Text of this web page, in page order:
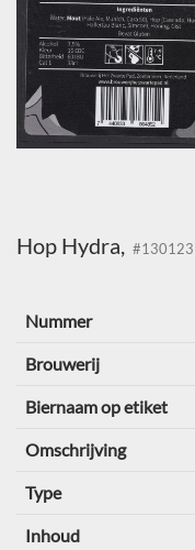
Hop Hydra, #130123
Nummer
Brouwerij
Biernaam op etiket
Omschrijving
Type
Inhoud